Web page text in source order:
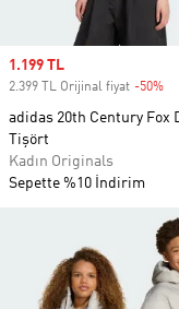
Sale price
1.199 TL
2.399 TL Orijinal fiyat -50%
adidas 20th Century Fox
Tişört
Kadın Originals
Sepette %10 İndirim